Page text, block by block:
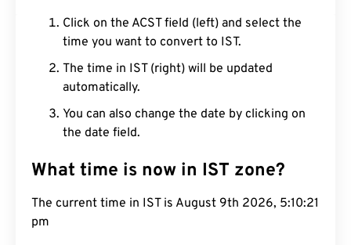
Click on the ACST field (left) and select the
time you want to convert to IST.
The time in IST (right) will be updated
automatically.
You can also change the date by clicking on
the date field.
What time is now in IST zone?
The current time in IST is August 9th 2026,
5:10:22 pm